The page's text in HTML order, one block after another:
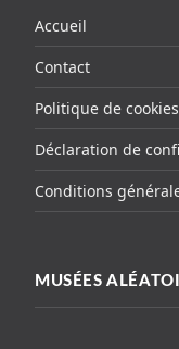
Accueil
Contact
Politique de cookies
Déclaration de
Conditions
MUSÉES